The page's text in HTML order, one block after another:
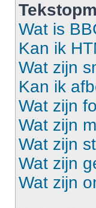
Wat is
Kan ik
Wat zijn
Kan ik
Wat zijn
Wat zijn
Wat zijn
Wat zijn
Wat zijn